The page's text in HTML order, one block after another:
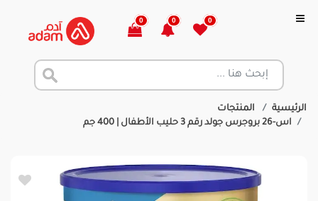
0
0
0
الرئيسية
المنتجات
اس-26 بروجرس جولد رقم 3 حليب الأطفال | 400 جم